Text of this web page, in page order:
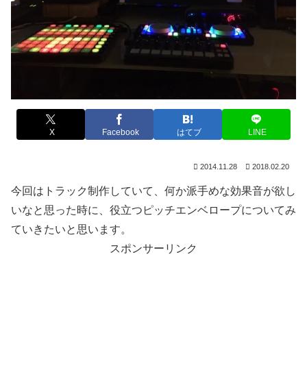
X Facebook はてブ LINE
2014.11.28 2018.02.20
今回はトラック制作していて、何か派手めな効果音が欲し
いなと思った時に、役立つピッチエンベロープについてみ
ていきたいと思います。
スポンサーリンク